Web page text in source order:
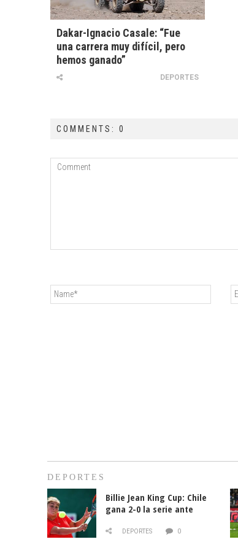
Dakar-Ignacio Casale: “Fue
una carrera muy difícil, pero
hemos ganado”
DEPORTES
COMMENTS: 0
DEPORTES
Billie Jean King Cup: Chile
gana 2-0 la serie ante
DEPORTES 0